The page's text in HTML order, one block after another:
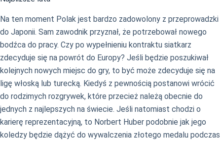
Na ten moment Polak jest bardzo zadowolony z przeprowadzki
do Japonii. Sam zawodnik przyznał, że potrzebował nowego
bodźca do pracy. Czy po wypełnieniu kontraktu siatkarz
zdecyduje się na powrót do Europy? Jeśli będzie poszukiwał
kolejnych nowych miejsc do gry, to być może zdecyduje się na
ligę włoską lub turecką. Kiedyś z pewnością postanowi wrócić
do rodzimych rozgrywek, które przecież należą obecnie do
jednych z najlepszych na świecie. Jeśli natomiast chodzi o
karierę reprezentacyjną, to Norbert Huber podobnie jak jego
koledzy będzie dążyć do wywalczenia złotego medalu podczas